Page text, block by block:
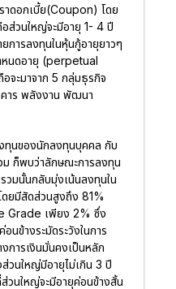
าดอกเบี้ย(Coupon) โดย
ส่วนใหญ่จะมีอายุ 1- 4 ปี
การลงทุนในหุ้นกู้อายุยาวๆ
หนดอายุ (perpetual
ะมาจาก 5 กลุ่มธุรกิจ
าร พลังงาน พัฒนา
ทุนของนักลงทุนบุคคล กับ
ก็พบว่าลักษณะการลงทุน
มนั้นกลับมุ่งเน้นลงทุนใน
ยมีสัดส่วนสูงถึง 81%
Grade เพียง 2% ซึ่ง
นข้างระมัดระวังในการ
การเงินมั่นคงเป็นหลัก
วนใหญ่มีอายุไม่เกิน 3 ปี
วนใหญ่จะมีอายุค่อนข้างสั้น